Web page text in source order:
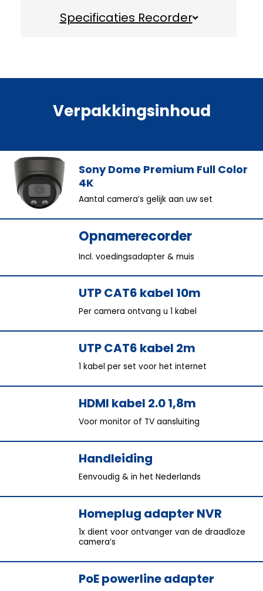
Specificaties Recorder
Verpakkingsinhoud
Sony Dome Premium Full Color
4K
Aantal camera’s gelijk aan uw set
Opnamerecorder
Incl. voedingsadapter & muis
UTP CAT6 kabel 10m
Per camera ontvang u 1 kabel
UTP CAT6 kabel 2m
1 kabel per set voor het internet
HDMI kabel 2.0 1,8m
Voor monitor of TV aansluiting
Handleiding
Eenvoudig & in het Nederlands
Homeplug adapter NVR
1x dient voor ontvanger van de draadloze
camera’s
PoE powerline adapter